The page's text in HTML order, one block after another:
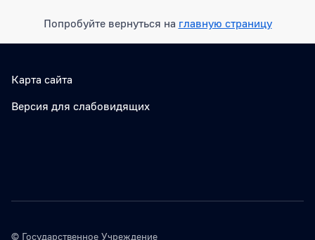
Попробуйте вернуться на главную страницу
Карта сайта
Версия для слабовидящих
© Государственное Учреждение